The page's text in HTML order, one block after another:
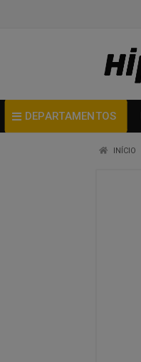
DEPARTAMENTOS
INÍCIO